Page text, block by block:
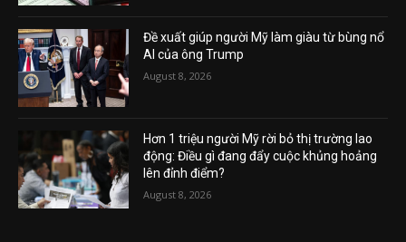
Đề xuất giúp người Mỹ làm giàu từ bùng nổ
AI của ông Trump
August 8, 2026
Hơn 1 triệu người Mỹ rời bỏ thị trường lao
động: Điều gì đang đẩy cuộc khủng hoảng
lên đỉnh điểm?
August 8, 2026